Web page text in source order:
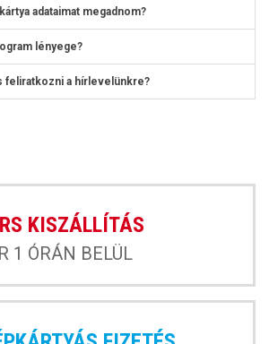
adataimat megadnom?
lényege?
feliratkozni a hírlevelünkre?
KISZÁLLÍTÁS
1 ÓRÁN BELÜL